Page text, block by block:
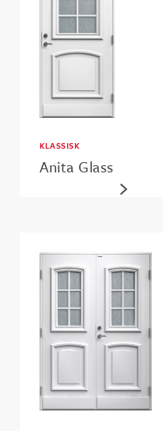
KLASSISK
Anita Glass